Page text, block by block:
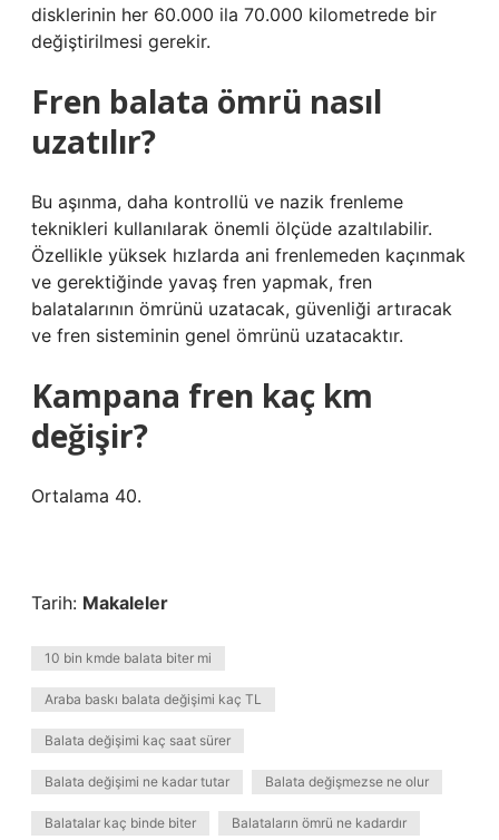
disklerinin her 60.000 ila 70.000 kilometrede bir
değiştirilmesi gerekir.
Fren balata ömrü nasıl
uzatılır?
Bu aşınma, daha kontrollü ve nazik frenleme
teknikleri kullanılarak önemli ölçüde azaltılabilir.
Özellikle yüksek hızlarda ani frenlemeden kaçınmak
ve gerektiğinde yavaş fren yapmak, fren
balatalarının ömrünü uzatacak, güvenliği artıracak
ve fren sisteminin genel ömrünü uzatacaktır.
Kampana fren kaç km
değişir?
Ortalama 40.
Tarih: Makaleler
10 bin kmde balata biter mi
Araba baskı balata değişimi kaç TL
Balata değişimi kaç saat sürer
Balata değişimi ne kadar tutar Balata değişmezse ne olur
Balatalar kaç binde biter Balataların ömrü ne kadardır